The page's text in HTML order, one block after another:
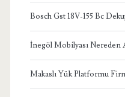
Bosch Gst 18V-155 Bc
İnegöl Mobilyası Nereden
Makaslı Yük Platformu